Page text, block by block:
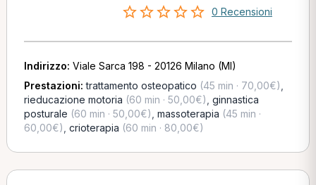
0 Recensioni
Indirizzo: Viale Sarca 198 - 20126 Milano (MI)
Prestazioni:trattamento osteopatico (45 min · 70,00€)
rieducazione motoria (60 min · 50,00€) ginnastica
posturale (60 min · 50,00€) massoterapia (45 min ·
60,00€) crioterapia (60 min · 80,00€)